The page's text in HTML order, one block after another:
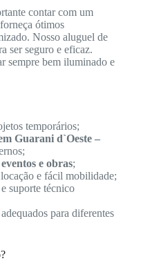
contar com um
ótimos
Nosso aluguel de
ser seguro e eficaz.
sempre bem iluminado e
temporários;
Guarani d`Oeste –
e obras;
e fácil mobilidade;
suporte técnico
para diferentes